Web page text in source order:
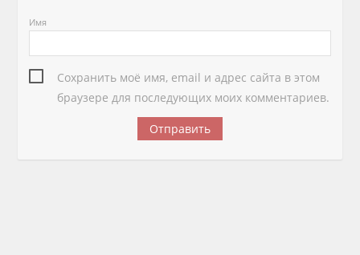
Имя
Сохранить моё имя, email и адрес сайта в этом
браузере для последующих моих комментариев.